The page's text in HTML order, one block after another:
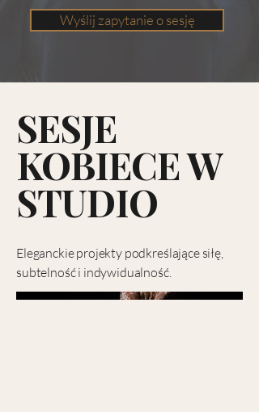
Wyślij zapytanie o sesję
SESJE
KOBIECE W
STUDIO
Eleganckie projekty podkreślające siłę,
subtelność i indywidualność.